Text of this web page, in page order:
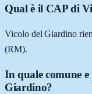
Qual è il CAP di
Vicolo del Giardino
(RM).
In quale comune
Giardino?